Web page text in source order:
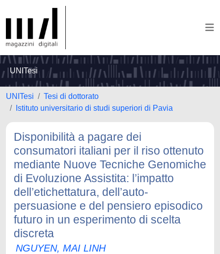
UNITesi
UNITesi
Tesi di dottorato
Istituto universitario di studi superiori di Pavia
Disponibilità a pagare dei
consumatori italiani per il riso ottenuto
mediante Nuove Tecniche Genomiche
di Evoluzione Assistita: l’impatto
dell’etichettatura, dell’auto-
persuasione e del pensiero episodico
futuro in un esperimento di scelta
discreta
NGUYEN, MAI LINH